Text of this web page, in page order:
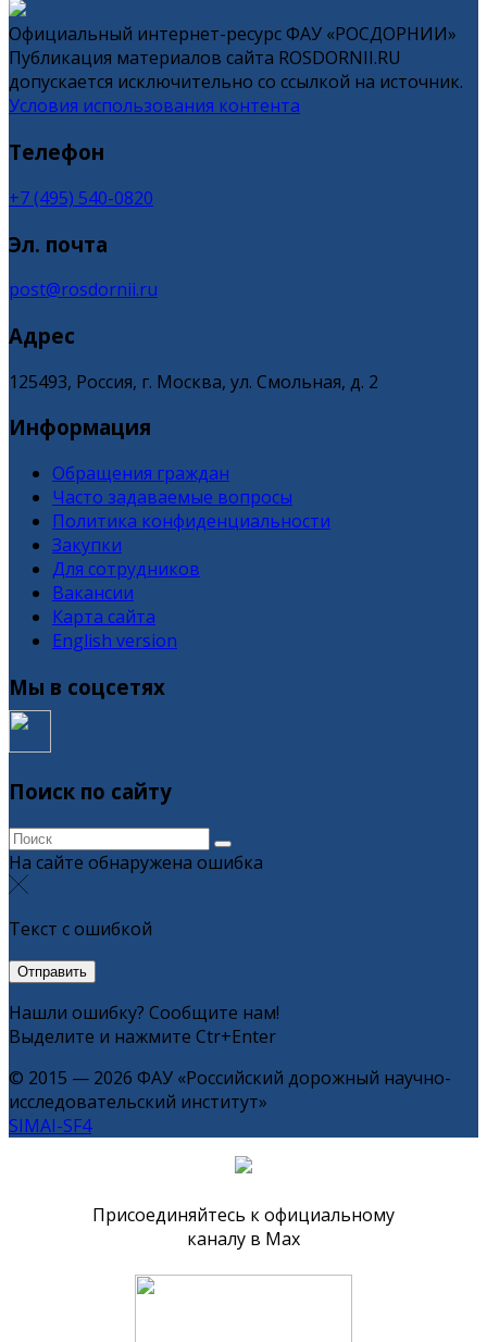
Официальный интернет-ресурс ФАУ «РОСДОРНИИ»
Публикация материалов сайта ROSDORNII.RU
допускается исключительно со ссылкой на источник.
Условия использования контента
Телефон
+7 (495) 540-0820
Эл. почта
post@rosdornii.ru
Адрес
125493, Россия, г. Москва, ул. Смольная, д. 2
Информация
Обращения граждан
Часто задаваемые вопросы
Политика конфиденциальности
Закупки
Для сотрудников
Вакансии
Карта сайта
English version
Мы в соцсетях
Поиск по сайту
На сайте обнаружена ошибка
Текст с ошибкой
Нашли ошибку? Сообщите нам!
Выделите и нажмите Ctr+Enter
© 2015 — 2026 ФАУ «Российский дорожный научно-
исследовательский институт»
SIMAI-SF4
Присоединяйтесь к официальному
каналу в Max